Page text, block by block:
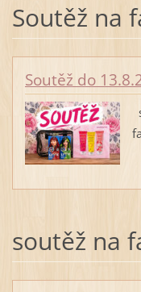
Soutěž na
Soutěž do
soutěž na